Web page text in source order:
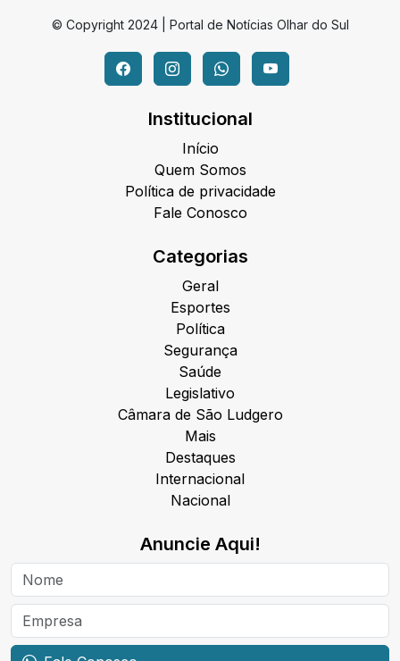
© Copyright 2024 | Portal de Notícias Olhar do Sul
Institucional
Início
Quem Somos
Política de privacidade
Fale Conosco
Categorias
Geral
Esportes
Política
Segurança
Saúde
Legislativo
Câmara de São Ludgero
Mais
Destaques
Internacional
Nacional
Anuncie Aqui!